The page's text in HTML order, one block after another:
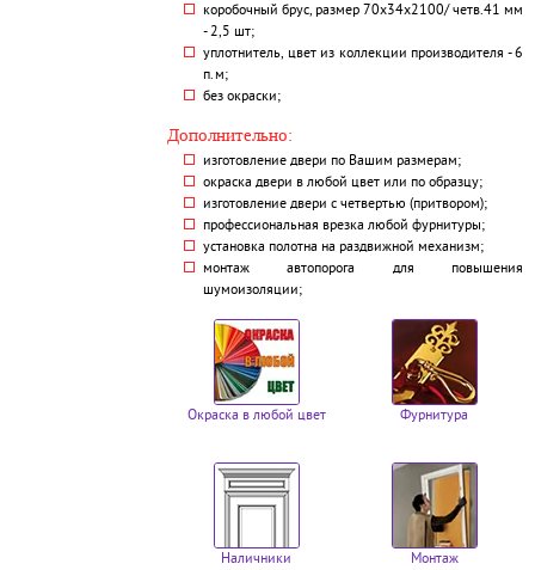
коробочный брус, размер 70х34х2100/ четв.41 мм
- 2,5 шт;
уплотнитель, цвет из коллекции производителя - 6
п.м;
без окраски;
Дополнительно:
изготовление двери по Вашим размерам;
окраска двери в любой цвет или по образцу;
изготовление двери с четвертью (притвором);
профессиональная врезка любой фурнитуры;
установка полотна на раздвижной механизм;
монтаж автопорога для повышения
шумоизоляции;
Окраска в любой цвет Фурнитура
Наличники Монтаж